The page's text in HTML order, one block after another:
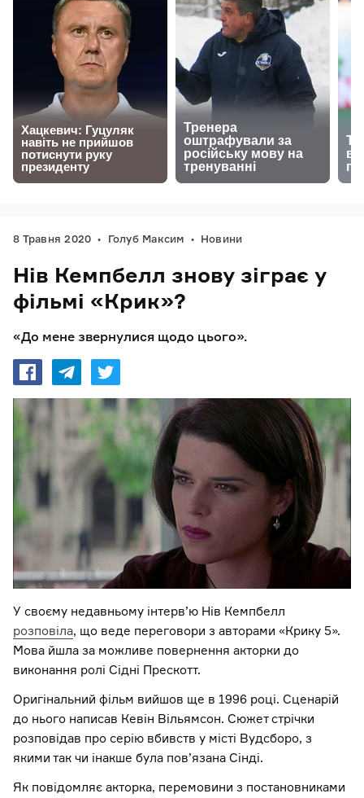
8 Травня 2020 Голуб Максим Новини
Нів Кемпбелл знову зіграє у
фільмі «Крик»?
«До мене звернулися щодо цього».
У своєму недавньому інтерв’ю Нів Кемпбелл
розповіла, що веде переговори з авторами «Крику 5».
Мова йшла за можливе повернення акторки до
виконання ролі Сідні Прескотт.
Оригінальний фільм вийшов ще в 1996 році. Сценарій
до нього написав Кевін Вільямсон. Сюжет стрічки
розповідав про серію вбивств у місті Вудсборо, з
якими так чи інакше була пов’язана Сінді.
Як повідомляє акторка, перемовини з постановниками